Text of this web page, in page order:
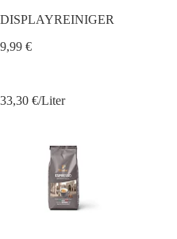
DISPLAYREINIGER
9,99 €
33,30 €/Liter